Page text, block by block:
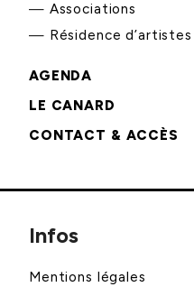
Associations
Résidence d’artistes
AGENDA
LE CANARD
CONTACT & ACCÈS
Infos
Mentions légales